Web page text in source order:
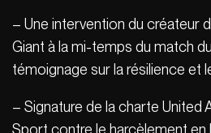
– Une intervention du créateur
Giant à la mi-temps du match
témoignage sur la résilience et
– Signature de la charte United
Sport contre le harcèlement en